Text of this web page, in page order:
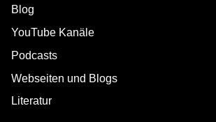
Blog
YouTube Kanäle
Podcasts
Webseiten und Blogs
Literatur